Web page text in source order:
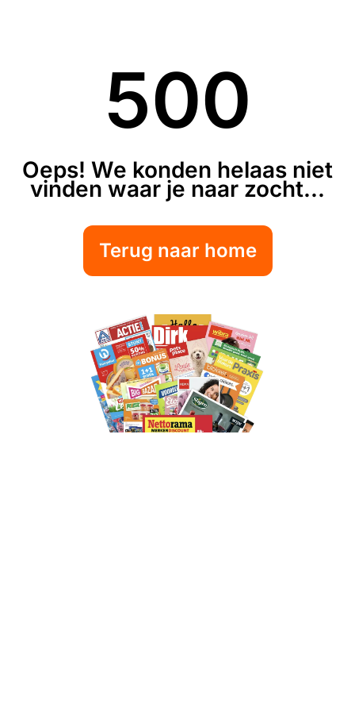
500
Oeps! We konden helaas niet
vinden waar je naar zocht...
Terug naar home